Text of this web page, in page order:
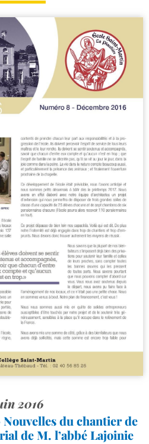
2016
Nouvelles du chantier de
de M. l’abbé Lajoinie